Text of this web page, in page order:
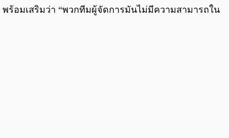
พร้อมเสริมว่า “พวกทีมผู้จัดการมันไม่มีความสามารถใน